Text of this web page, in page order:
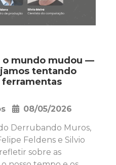
o mundo mudou —
tentando
ferramentas
08/05/2026
Derrubando Muros,
Feldens e Silvio
sobre as